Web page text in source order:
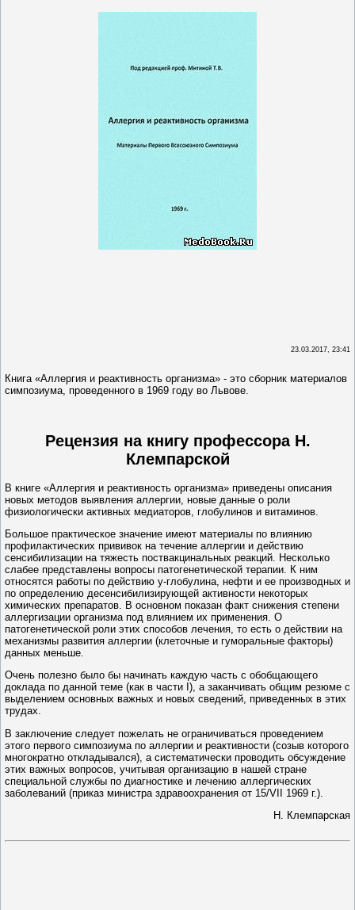
23.03.2017, 23:41
Книга «Аллергия и реактивность организма» - это сборник материалов
симпозиума, проведенного в 1969 году во Львове.
Рецензия на книгу профессора Н.
Клемпарской
В книге «Аллергия и реактивность организма» приведены описания
новых методов выявления аллергии, новые данные о роли
физиологически активных медиаторов, глобулинов и витаминов.
Большое практическое значение имеют материалы по влиянию
профилактических прививок на течение аллергии и действию
сенсибилизации на тяжесть поствакцинальных реакций. Несколько
слабее представлены вопросы патогенетической терапии. К ним
относятся работы по действию у-глобулина, нефти и ее производных и
по определению десенсибилизирующей активности некоторых
химических препаратов. В основном показан факт снижения степени
аллергизации организма под влиянием их применения. О
патогенетической роли этих способов лечения, то есть о действии на
механизмы развития аллергии (клеточные и гуморальные факторы)
данных меньше.
Очень полезно было бы начинать каждую часть с обобщающего
доклада по данной теме (как в части I), а заканчивать общим резюме с
выделением основных важных и новых сведений, приведенных в этих
трудах.
В заключение следует пожелать не ограничиваться проведением
этого первого симпозиума по аллергии и реактивности (созыв которого
многократно откладывался), а систематически проводить обсуждение
этих важных вопросов, учитывая организацию в нашей стране
специальной службы по диагностике и лечению аллергических
заболеваний (приказ министра здравоохранения от 15/VII 1969 г.).
Н. Клемпарская